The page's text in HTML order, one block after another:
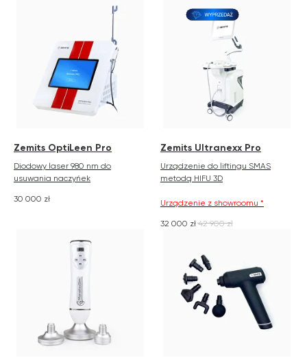
Zemits OptiLeen Pro
Diodowy laser 980 nm do
usuwania naczyńek
30 000 zł
Zemits Ultranexx Pro
Urządzenie do liftingu SMAS
metodą HIFU 3D
Urządzenie z showroomu *
32 000 zł 42 900 zł
zemits.it
zemits.com
zemits.de
zemits.biz.tr
a-esthetic.co.uk
© 2026 Zemits. Wszelkie prawa zastrzeżone
Szanowni Państwo informujemy, iż z dniem
wystawiać oraz udostępniać faktury wyłącznie w
systemu KSeF.